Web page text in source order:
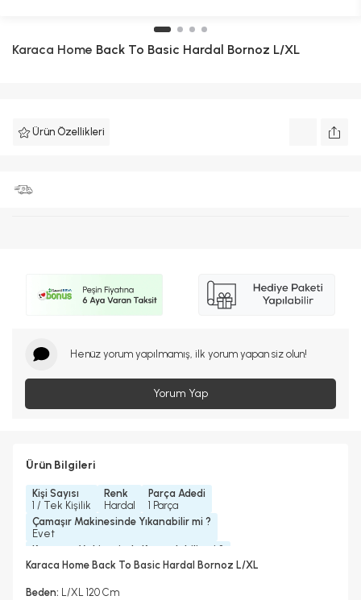
Karaca Home Back To Basic Hardal Bornoz L/XL
Ürün Özellikleri
Henüz yorum yapılmamış, ilk yorum yapan siz olun!
Yorum Yap
Ürün Bilgileri
Kişi Sayısı
1 / Tek Kişilik
Renk
Hardal
Parça Adedi
1 Parça
Çamaşır Makinesinde Yıkanabilir mi ?
Evet
Kurutma Makinesinde Kurutulabilir mi ?
Hayır
Hayır
Karaca Home Back To Basic Hardal Bornoz L/XL
Beden: L/XL 120 Cm